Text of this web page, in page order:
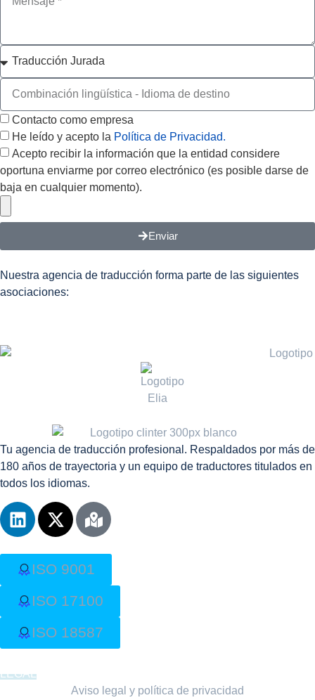
Contacto como empresa
He leído y acepto la Política de Privacidad.
Acepto recibir la información que la entidad considere
oportuna enviarme por correo electrónico (es posible darse de
baja en cualquier momento).
Enviar
Nuestra agencia de traducción forma parte de las siguientes
asociaciones:
Tu agencia de traducción profesional. Respaldados por más de
180 años de trayectoria y un equipo de traductores titulados en
todos los idiomas.
ISO 9001​
ISO 17100​
ISO 18587​
LEGAL
Aviso legal y política de privacidad